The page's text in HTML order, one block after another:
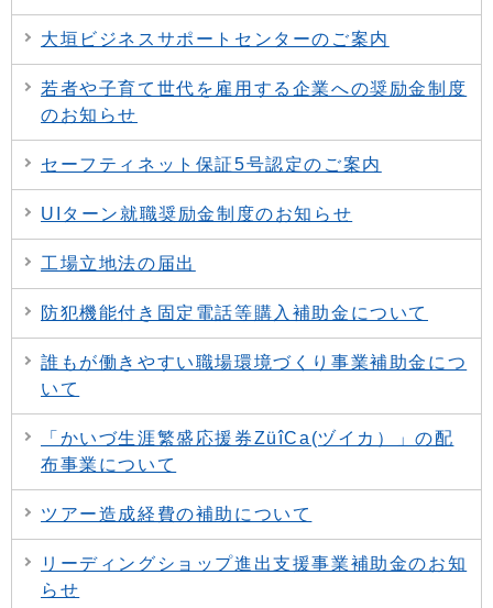
大垣ビジネスサポートセンターのご案内
若者や子育て世代を雇用する企業への奨励金制度
のお知らせ
セーフティネット保証5号認定のご案内
UIターン就職奨励金制度のお知らせ
工場立地法の届出
防犯機能付き固定電話等購入補助金について
誰もが働きやすい職場環境づくり事業補助金につ
いて
「かいづ生涯繁盛応援券ZüîCa(ヅイカ）」の配
布事業について
ツアー造成経費の補助について
リーディングショップ進出支援事業補助金のお知
らせ